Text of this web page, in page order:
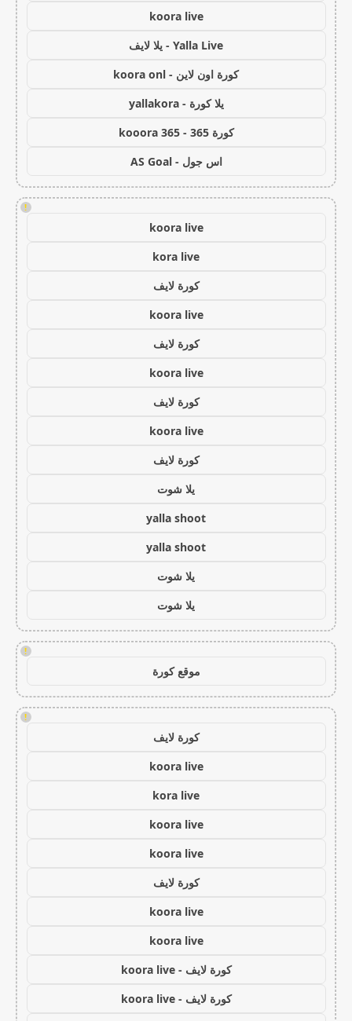
koora live
Yalla Live - يلا لايف
كورة اون لاين - koora onl
يلا كورة - yallakora
كورة 365 - kooora 365
اس جول - AS Goal
!
koora live
kora live
كورة لايف
koora live
كورة لايف
koora live
كورة لايف
koora live
كورة لايف
يلا شوت
yalla shoot
yalla shoot
يلا شوت
يلا شوت
!
موقع كورة
!
كورة لايف
koora live
kora live
koora live
koora live
كورة لايف
koora live
koora live
كورة لايف - koora live
كورة لايف - koora live